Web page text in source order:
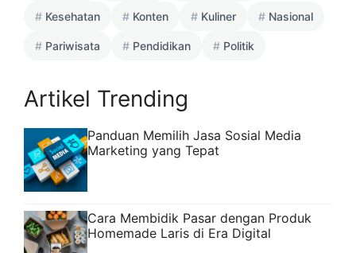
Kesehatan Konten Kuliner Nasional
Pariwisata Pendidikan Politik
Artikel Trending
Panduan Memilih Jasa Sosial Media
Marketing yang Tepat
Cara Membidik Pasar dengan Produk
Homemade Laris di Era Digital